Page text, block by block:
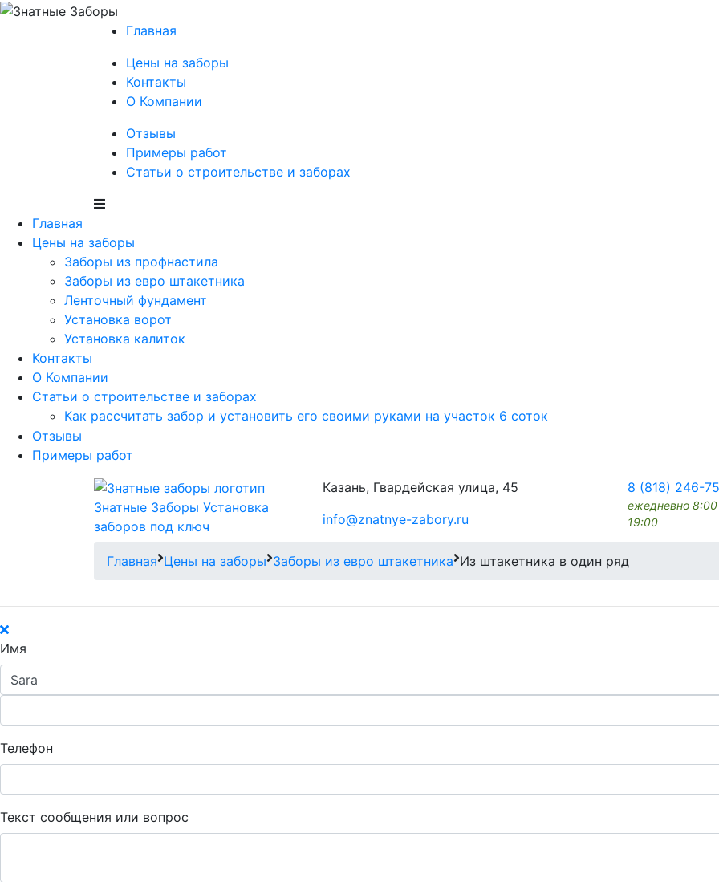
Главная
Цены на заборы
Контакты
О Компании
Отзывы
Примеры работ
Статьи о строительстве и заборах
Главная
Цены на заборы
Заборы из профнастила
Заборы из евро штакетника
Ленточный фундамент
Установка ворот
Установка калиток
Контакты
О Компании
Статьи о строительстве и заборах
Как рассчитать забор и установить его своими руками на участок 6 соток
Отзывы
Примеры работ
Знатные Заборы Установка
заборов под ключ
Казань, Гвардейская улица, 45
info@znatnye-zabory.ru
8 (818) 246-
ежедневно
19:00
Главная Цены на заборы Заборы из евро штакетника Из штакетника в один ряд
Имя
Телефон
Текст сообщения или вопрос